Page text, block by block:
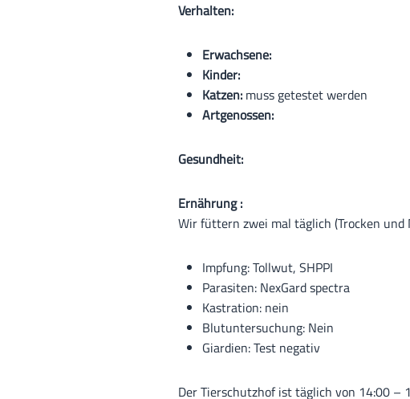
Verhalten:
Erwachsene:
Kinder:
Katzen: muss getestet werden
Artgenossen:
Gesundheit:
Ernährung :
Wir füttern zwei mal täglich (Trocken
Impfung: Tollwut, SHPPI
Parasiten: NexGard spectra
Kastration: nein
Blutuntersuchung: Nein
Giardien: Test negativ
Der Tierschutzhof ist täglich von 14:00 –